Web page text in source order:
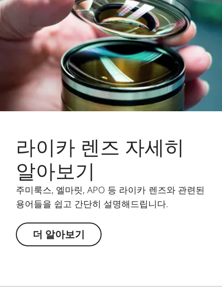
라이카 렌즈 자세히
알아보기
주미룩스, 엘마릿, APO 등 라이카 렌즈와 관련된
용어들을 쉽고 간단히 설명해드립니다.
더 알아보기